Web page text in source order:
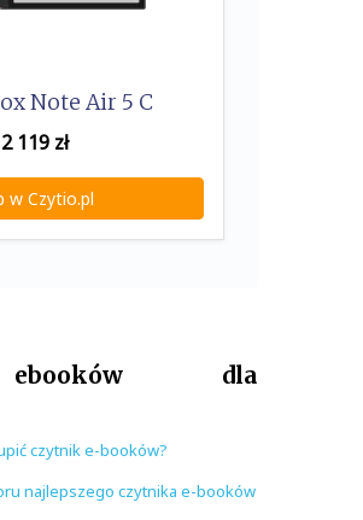
Note Air 5 C
2 119zł
w Czytio.pl
dla
czytnik e-booków?
najlepszego czytnika e-booków